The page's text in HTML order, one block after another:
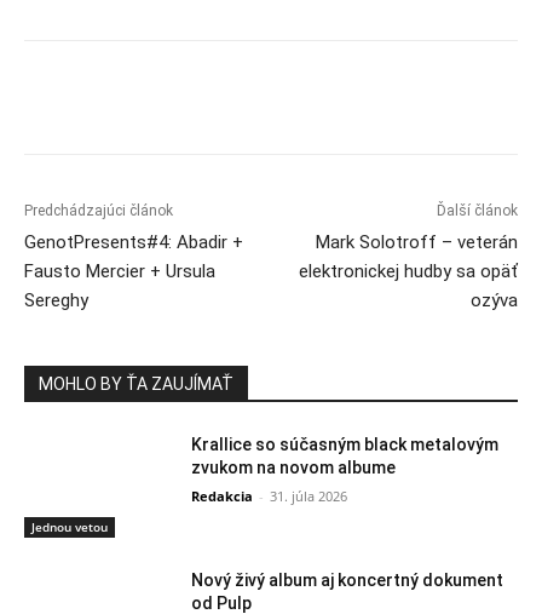
Predchádzajúci článok
GenotPresents#4: Abadir +
Fausto Mercier + Ursula
Sereghy
Ďalší článok
Mark Solotroff – veterán
elektronickej hudby sa opäť
ozýva
MOHLO BY ŤA ZAUJÍMAŤ
Jednou vetou
Krallice so súčasným black metalovým
zvukom na novom albume
Redakcia - 31. júla 2026
Nový živý album aj koncertný dokument
od Pulp